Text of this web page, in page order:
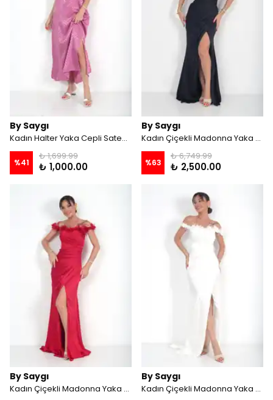
By Saygı
Kadın Halter Yaka Cepli Saten Dokulu Uzun Elbise - GÜLKURUSU
%41
₺ 1,699.99
₺ 1,000.00
By Saygı
Kadın Çiçekli Madonna Yaka Drapeli Astarlı Krep Saten Uzun Elbise - Siyah
%63
₺ 6,749.99
₺ 2,500.00
By Saygı
Kadın Çiçekli Madonna Yaka Drapeli Astarlı Krep Saten Uzun Elbise - Kırmızı
By Saygı
Kadın Çiçekli Madonna Yaka Drapeli Astarlı Krep Saten Uzun Elbise - Ekru